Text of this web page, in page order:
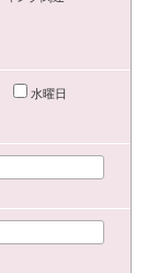
水曜日